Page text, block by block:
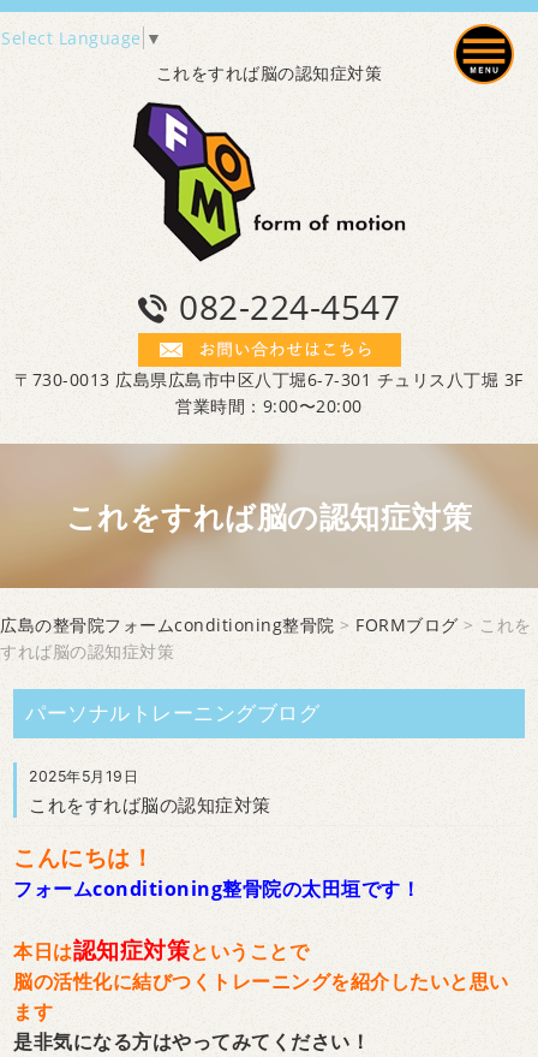
Select Language ▼
これをすれば脳の認知症対策
082-224-4547
〒730-0013 広島県広島市中区八丁堀6-7-301 チュリス八丁堀 3F
営業時間：9:00〜20:00
これをすれば脳の認知症対策
広島の整骨院フォームconditioning整骨院 > FORMブログ > これを
すれば脳の認知症対策
パーソナルトレーニングブログ
2025年5月19日
これをすれば脳の認知症対策
こんにちは！
フォームconditioning整骨院の太田垣です！
本日は認知症対策ということで
脳の活性化に結びつくトレーニングを紹介したいと思い
ます
是非気になる方はやってみてください！